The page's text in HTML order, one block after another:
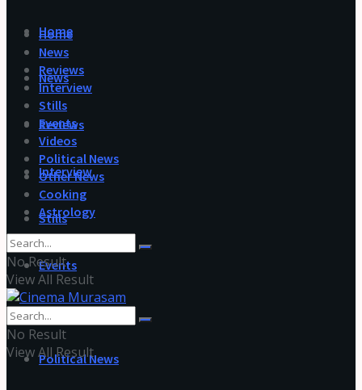
Home
News
Reviews
Interview
Stills
Events
Videos
Political News
Home
News
Reviews
Interview
Stills
Events
Videos
Political News
Other News
Cooking
Astrology
No Result
View All Result
No Result
View All Result